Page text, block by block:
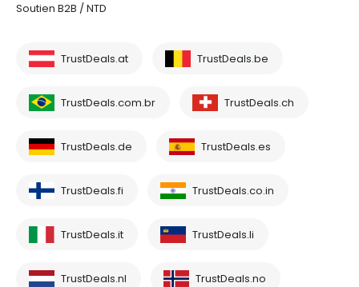
Soutien B2B / NTD
TrustDeals.at TrustDeals.be
TrustDeals.com.br TrustDeals.ch
TrustDeals.de TrustDeals.es
TrustDeals.fi TrustDeals.co.in
TrustDeals.it TrustDeals.li
TrustDeals.nl TrustDeals.no